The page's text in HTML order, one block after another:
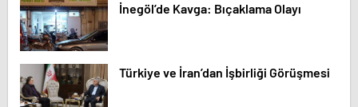
İnegöl’de Kavga: Bıçaklama Olayı
Türkiye ve İran’dan İşbirliği Görüşmesi